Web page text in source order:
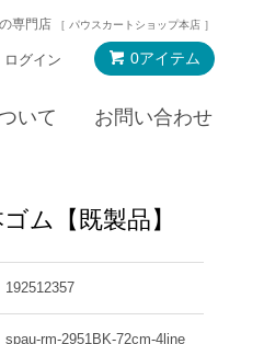
専門店 ［ パウスカートショップ本店 ］
0アイテム
ログイン
いて お問い合わせ
ム【既製品】
192512357
spau-rm-2951BK-72cm-4line